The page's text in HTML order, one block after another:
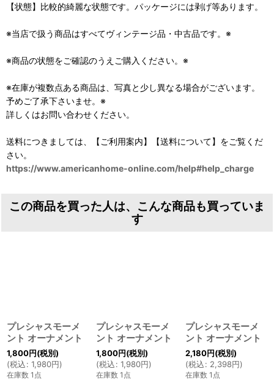
【状態】比較的綺麗な状態です。パッケージには剥げ等あります。
※当店で扱う商品はすべてヴィンテージ品・中古品です。※
※商品の状態をご確認のうえご購入ください。※
※在庫が複数点ある商品は、写真と少し異なる場合がございます。
予めご了承下さいませ。※
詳しくはお問い合わせください。
送料につきましては、【ご利用案内】【送料について】をご覧くだ
さい。
https://www.americanhome-online.com/help#help_charge
この商品を買った人は、こんな商品も買っていま
す
プレシャスモーメ
ント オーナメント
1,800円(税別)
(税込: 1,980円)
在庫数 1点
プレシャスモーメ
ント オーナメント
1,800円(税別)
(税込: 1,980円)
在庫数 1点
プレシャスモーメ
ント オーナメント
2,180円(税別)
(税込: 2,398円)
在庫数 1点